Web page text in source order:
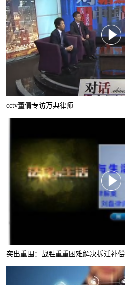
cctv董倩专访万典律师
突出重围：战胜重重困难解决拆迁补偿